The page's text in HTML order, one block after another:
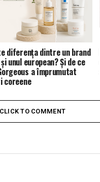
diferența dintre un brand
unul european? Și de ce
a împrumutat
coreene
CLICK TO COMMENT